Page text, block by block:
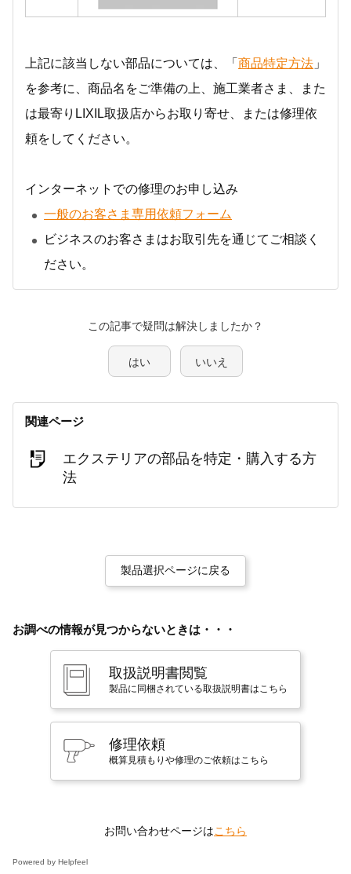
上記に該当しない部品については、「 商品特定方法 」
を参考に、商品名をご準備の上、施工業者さま、また
は最寄りLIXIL取扱店からお取り寄せ、または修理依
頼をしてください。
インターネットでの修理のお申し込み
一般のお客さま専用依頼フォーム
ビジネスのお客さまはお取引先を通じてご相談く
ださい。
この記事で疑問は解決しましたか？
はい いいえ
関連ページ
エクステリアの部品を特定・購入する方
法
製品選択ページに戻る
お調べの情報が見つからないときは・・・
取扱説明書閲覧
製品に同梱されている取扱説明書はこちら
修理依頼
概算見積もりや修理のご依頼はこちら
お問い合わせページはこちら
Powered by Helpfeel